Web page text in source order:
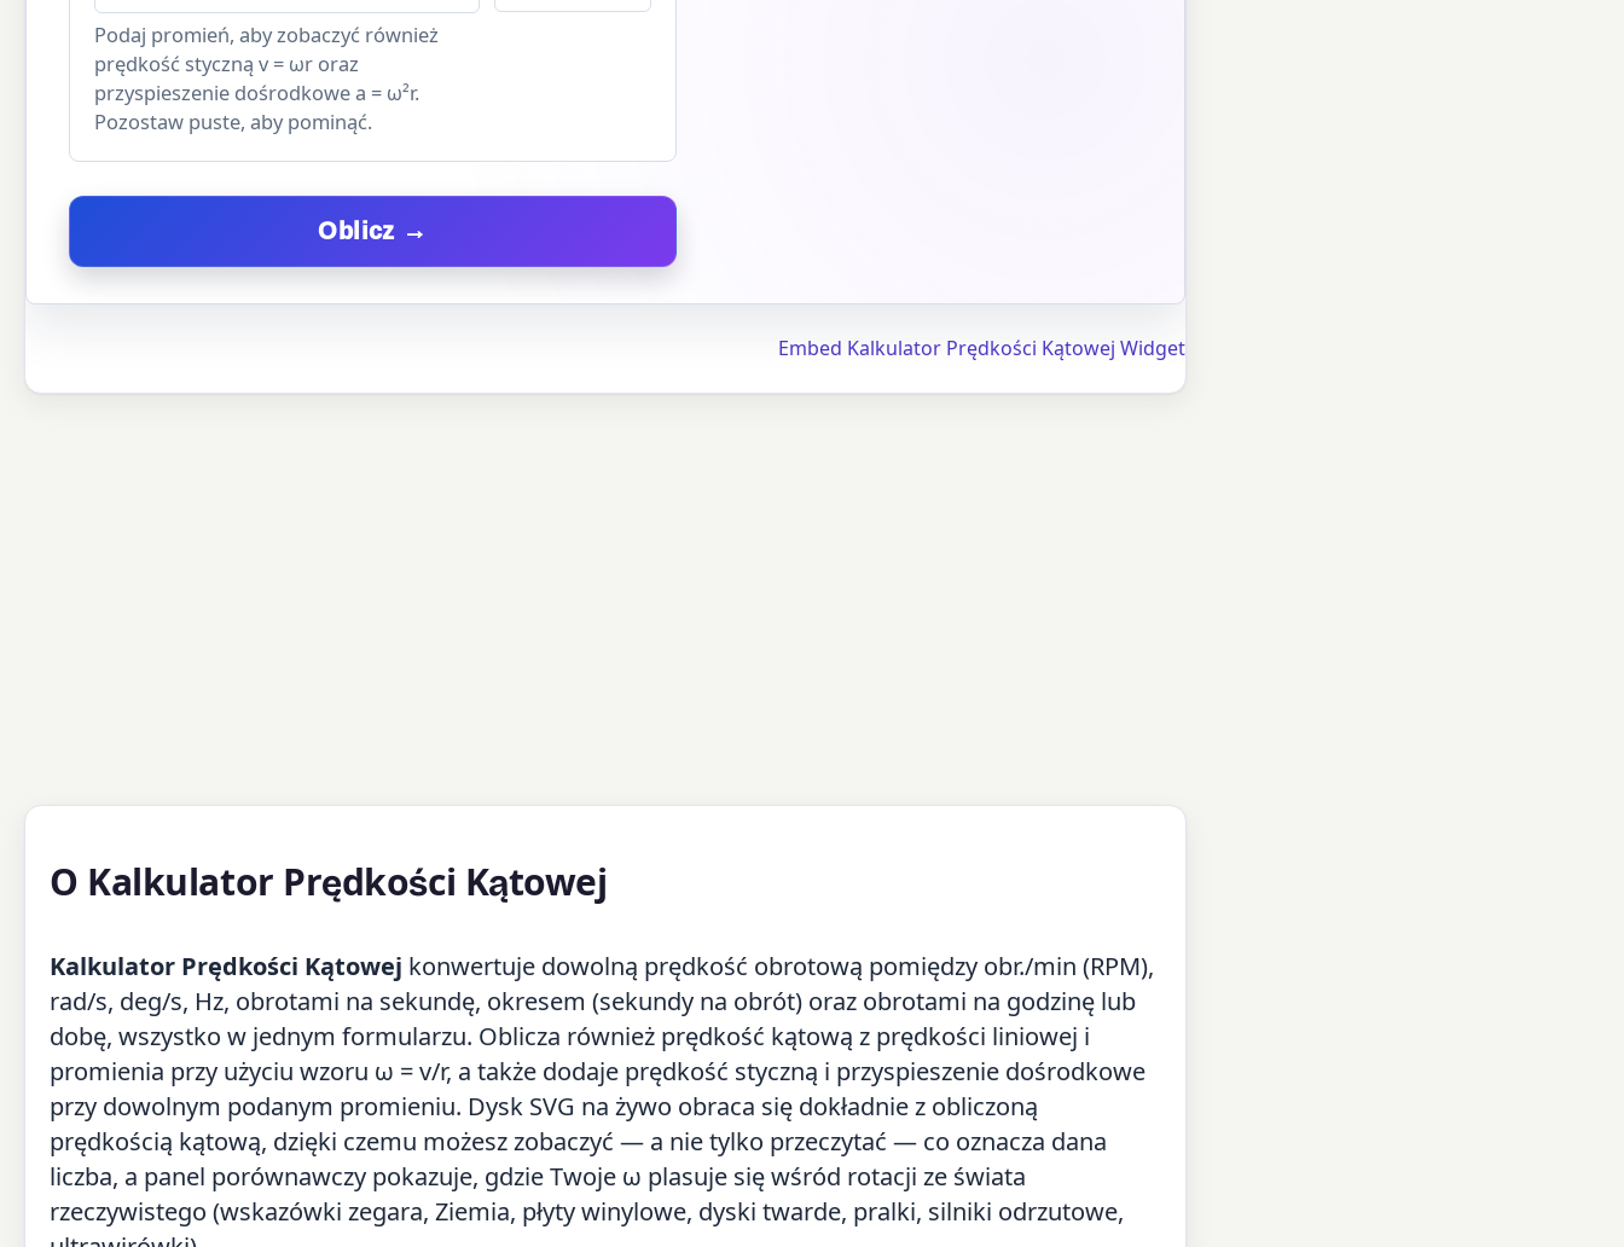
Podaj promień, aby zobaczyć również
prędkość styczną v = ωr oraz
przyspieszenie dośrodkowe a = ω²r.
Pozostaw puste, aby pominąć.
Oblicz →
Embed Kalkulator Prędkości Kątowej Widget
O Kalkulator Prędkości Kątowej
Kalkulator Prędkości Kątowej konwertuje dowolną prędkość obrotową pomiędzy obr./min (RPM),
rad/s, deg/s, Hz, obrotami na sekundę, okresem (sekundy na obrót) oraz obrotami na godzinę lub
dobę, wszystko w jednym formularzu. Oblicza również prędkość kątową z prędkości liniowej i
promienia przy użyciu wzoru ω = v/r, a także dodaje prędkość styczną i przyspieszenie dośrodkowe
przy dowolnym podanym promieniu. Dysk SVG na żywo obraca się dokładnie z obliczoną
prędkością kątową, dzięki czemu możesz zobaczyć — a nie tylko przeczytać — co oznacza dana
liczba, a panel porównawczy pokazuje, gdzie Twoje ω plasuje się wśród rotacji ze świata
rzeczywistego (wskazówki zegara, Ziemia, płyty winylowe, dyski twarde, pralki, silniki odrzutowe,